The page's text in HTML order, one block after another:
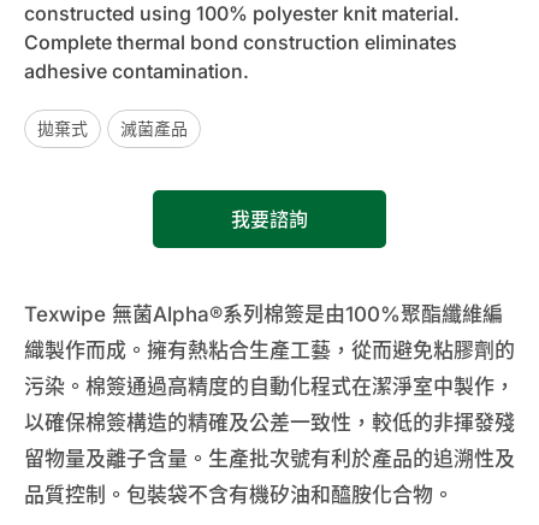
constructed using 100% polyester knit material.
Complete thermal bond construction eliminates
adhesive contamination.
拋棄式 滅菌產品
我要諮詢
Texwipe 無菌Alpha®系列棉簽是由100%聚酯纖維編
織製作而成。擁有熱粘合生產工藝，從而避免粘膠劑的
污染。棉簽通過高精度的自動化程式在潔淨室中製作，
以確保棉簽構造的精確及公差一致性，較低的非揮發殘
留物量及離子含量。生產批次號有利於產品的追溯性及
品質控制。包裝袋不含有機矽油和醯胺化合物。